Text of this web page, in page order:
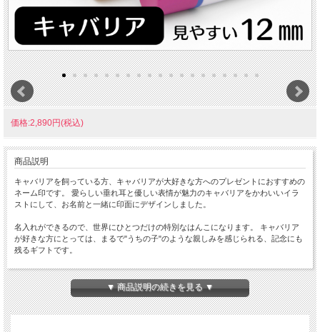
価格:2,890円(税込)
商品説明
キャバリアを飼っている方、キャバリアが大好きな方へのプレゼントにおすすめの
ネーム印です。 愛らしい垂れ耳と優しい表情が魅力のキャバリアをかわいいイラ
ストにして、お名前と一緒に印面にデザインしました。
名入れができるので、世界にひとつだけの特別なはんこになります。 キャバリア
が好きな方にとっては、まるで"うちの子"のような親しみを感じられる、記念にも
残るギフトです。
見た目のかわいさだけでなく、実用性もしっかり備えています。 宅配便の受け取
り印や、学校の連絡帳、職場での確認印など、日常のさまざまなシーンで活躍して
くれます。 シャチハタ式なので、朱肉いらずでポンと押せる手軽さも魅力です。
▼ 商品説明の続きを見る ▼